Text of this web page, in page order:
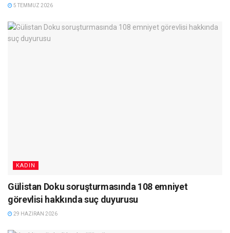
5 TEMMUZ 2026
KADIN
Gülistan Doku soruşturmasında 108 emniyet
görevlisi hakkında suç duyurusu
29 HAZIRAN 2026